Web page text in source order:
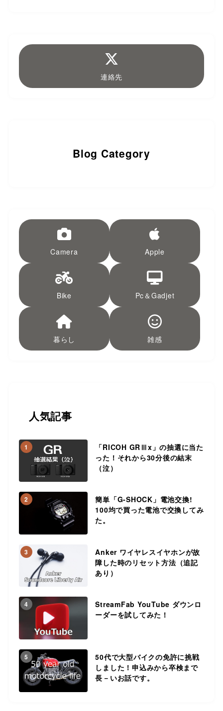
連絡先
Blog Category
Camera Apple
Bike Pc＆Gadjet
暮らし 雑感
人気記事
1
「RICOH GRⅢx」の抽選に当た
った！それから30分後の結末
（泣）
2
簡単「G-SHOCK」電池交換!
100均で買った電池で交換してみ
た。
3
Anker ワイヤレスイヤホンが故
障した時のリセット方法（追記
あり）
4
StreamFab YouTube ダウンロ
ーダーを試してみた！
5
50代で大型バイクの免許に挑戦
しました！申込みから卒検まで
長－いお話です。